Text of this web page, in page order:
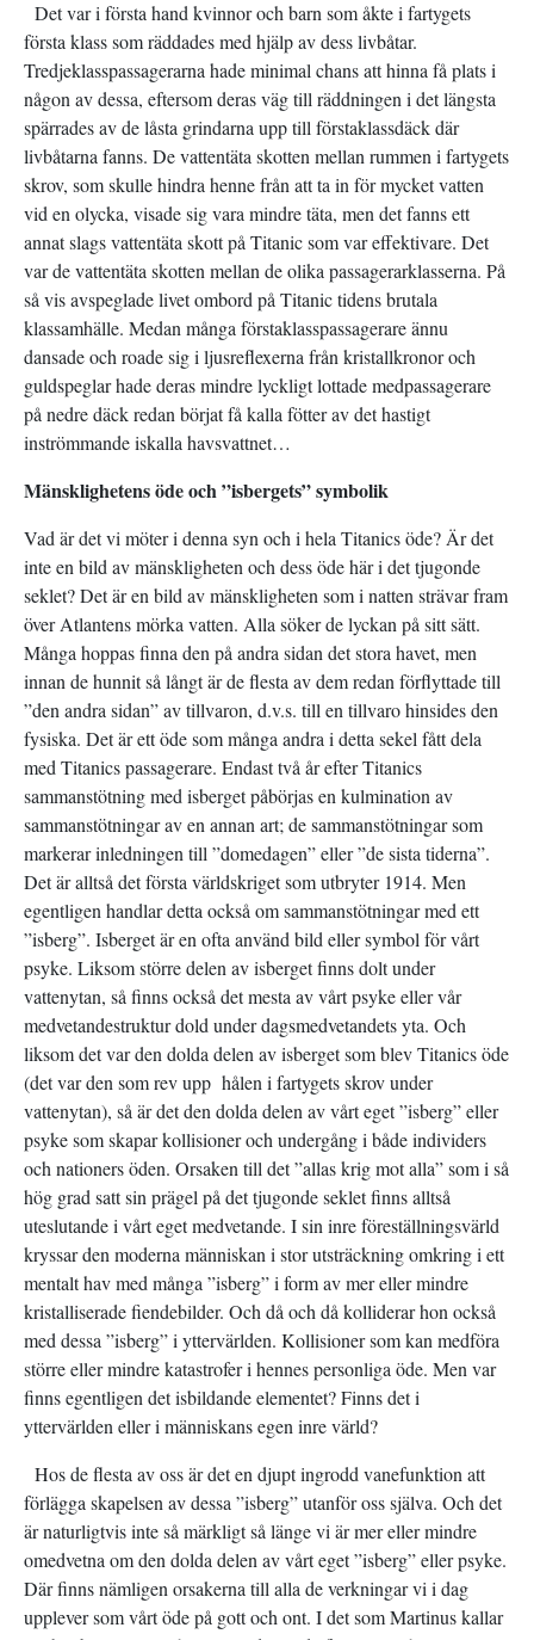
Det var i första hand kvinnor och barn som åkte i fartygets
första klass som räddades med hjälp av dess livbåtar.
Tredjeklasspassagerarna hade minimal chans att hinna få plats i
någon av dessa, eftersom deras väg till räddningen i det längsta
spärrades av de låsta grindarna upp till förstaklassdäck där
livbåtarna fanns. De vattentäta skotten mellan rummen i fartygets
skrov, som skulle hindra henne från att ta in för mycket vatten
vid en olycka, visade sig vara mindre täta, men det fanns ett
annat slags vattentäta skott på Titanic som var effektivare. Det
var de vattentäta skotten mellan de olika passagerarklasserna. På
så vis avspeglade livet ombord på Titanic tidens brutala
klassamhälle. Medan många förstaklasspassagerare ännu
dansade och roade sig i ljusreflexerna från kristallkronor och
guldspeglar hade deras mindre lyckligt lottade medpassagerare
på nedre däck redan börjat få kalla fötter av det hastigt
inströmmande iskalla havsvattnet…
Mänsklighetens öde och ”isbergets” symbolik
Vad är det vi möter i denna syn och i hela Titanics öde? Är det
inte en bild av mänskligheten och dess öde här i det tjugonde
seklet? Det är en bild av mänskligheten som i natten strävar fram
över Atlantens mörka vatten. Alla söker de lyckan på sitt sätt.
Många hoppas finna den på andra sidan det stora havet, men
innan de hunnit så långt är de flesta av dem redan förflyttade till
”den andra sidan” av tillvaron, d.v.s. till en tillvaro hinsides den
fysiska. Det är ett öde som många andra i detta sekel fått dela
med Titanics passagerare. Endast två år efter Titanics
sammanstötning med isberget påbörjas en kulmination av
sammanstötningar av en annan art; de sammanstötningar som
markerar inledningen till ”domedagen” eller ”de sista tiderna”.
Det är alltså det första världskriget som utbryter 1914. Men
egentligen handlar detta också om sammanstötningar med ett
”isberg”. Isberget är en ofta använd bild eller symbol för vårt
psyke. Liksom större delen av isberget finns dolt under
vattenytan, så finns också det mesta av vårt psyke eller vår
medvetandestruktur dold under dagsmedvetandets yta. Och
liksom det var den dolda delen av isberget som blev Titanics öde
(det var den som rev upp hålen i fartygets skrov under
vattenytan), så är det den dolda delen av vårt eget ”isberg” eller
psyke som skapar kollisioner och undergång i både individers
och nationers öden. Orsaken till det ”allas krig mot alla” som i så
hög grad satt sin prägel på det tjugonde seklet finns alltså
uteslutande i vårt eget medvetande. I sin inre föreställningsvärld
kryssar den moderna människan i stor utsträckning omkring i ett
mentalt hav med många ”isberg” i form av mer eller mindre
kristalliserade fiendebilder. Och då och då kolliderar hon också
med dessa ”isberg” i yttervärlden. Kollisioner som kan medföra
större eller mindre katastrofer i hennes personliga öde. Men var
finns egentligen det isbildande elementet? Finns det i
yttervärlden eller i människans egen inre värld?
Hos de flesta av oss är det en djupt ingrodd vanefunktion att
förlägga skapelsen av dessa ”isberg” utanför oss själva. Och det
är naturligtvis inte så märkligt så länge vi är mer eller mindre
omedvetna om den dolda delen av vårt eget ”isberg” eller psyke.
Där finns nämligen orsakerna till alla de verkningar vi i dag
upplever som vårt öde på gott och ont. I det som Martinus kallar